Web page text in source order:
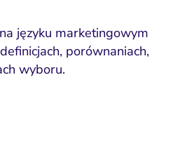
języku marketingowym
porównaniach,
wyboru.